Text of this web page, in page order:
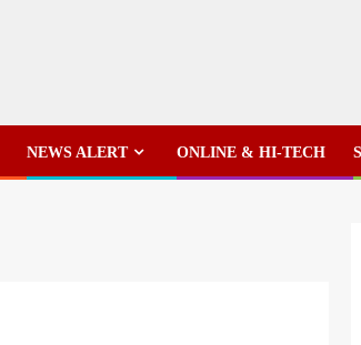
NEWS ALERT ONLINE & HI-TECH